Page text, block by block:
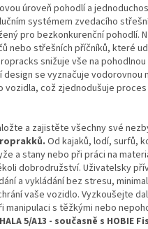
úroveň pohodlí a
systémem zvedacího
pro bezkonkurenční pohodlí.
nebo střešních příčníků, které
snižuje vše na
design se vyznačuje vodorovnou
vozidla, což zjednodušuje
a zajistěte všechny své
Od kajaků, lodí, surfů,
a stany nebo při práci na
dobrodružství. Uživatelsky
a vykládání bez stresu,
vaše vozidlo. Vyzkoušejte
manipulaci s těžkými nebo
5/A13 - současně s HOBIE